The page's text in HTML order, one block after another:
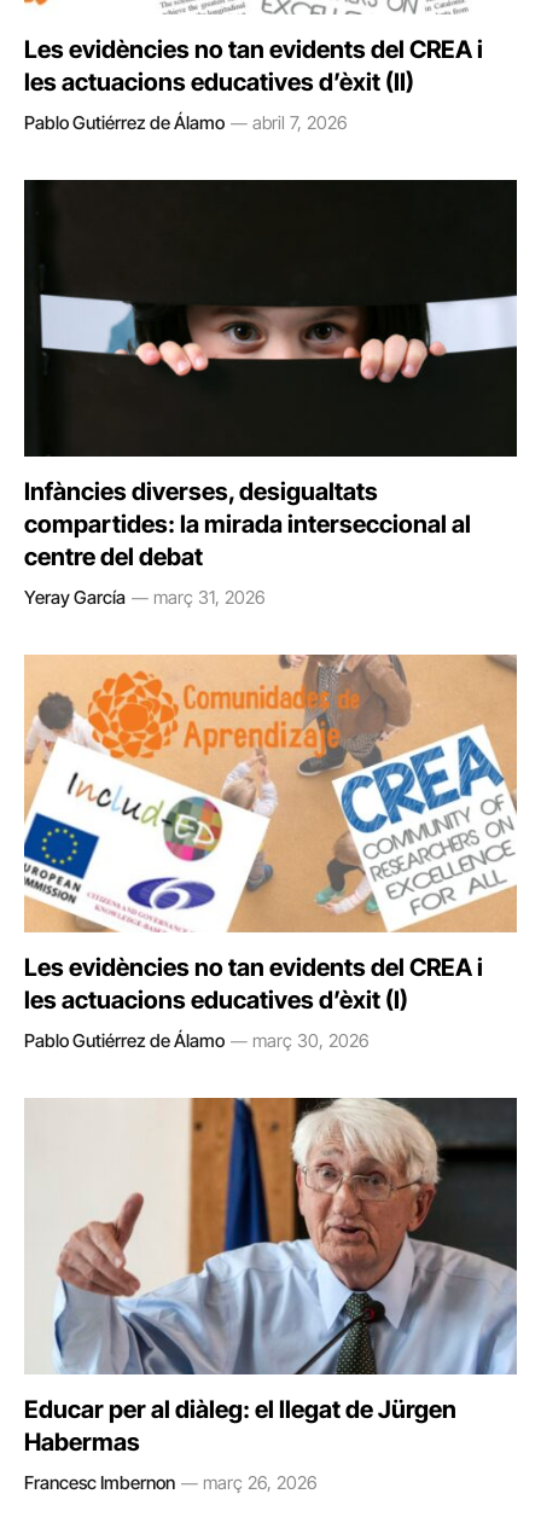
Les evidències no tan evidents del CREA i
les actuacions educatives d’èxit (II)
Pablo Gutiérrez de Álamo abril 7, 2026
Infàncies diverses, desigualtats
compartides: la mirada interseccional al
centre del debat
Yeray García març 31, 2026
Les evidències no tan evidents del CREA i
les actuacions educatives d’èxit (I)
Pablo Gutiérrez de Álamo març 30, 2026
Educar per al diàleg: el llegat de Jürgen
Habermas
Francesc Imbernon març 26, 2026